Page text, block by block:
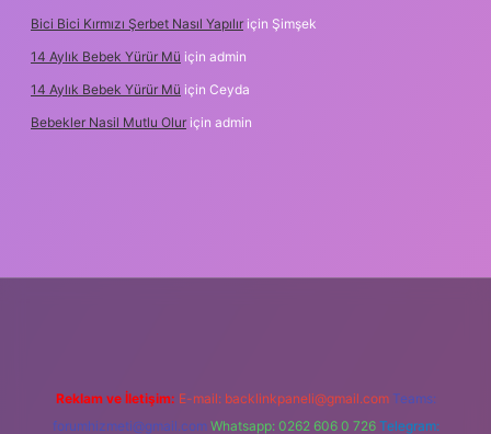
Bici Bici Kırmızı Şerbet Nasıl Yapılır için Şimşek
14 Aylık Bebek Yürür Mü için admin
14 Aylık Bebek Yürür Mü için Ceyda
Bebekler Nasil Mutlu Olur için admin
Reklam ve İletişim: E-mail: backlinkpaneli@gmail.com Teams:
forumhizmeti@gmail.com Whatsapp: 0262 606 0 726 Telegram: